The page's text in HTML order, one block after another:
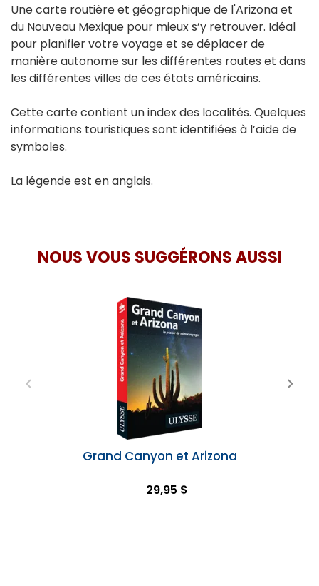
Une carte routière et géographique de l'Arizona et
du Nouveau Mexique pour mieux s’y retrouver. Idéal
pour planifier votre voyage et se déplacer de
manière autonome sur les différentes routes et dans
les différentes villes de ces états américains.
Cette carte contient un index des localités. Quelques
informations touristiques sont identifiées à l’aide de
symboles.
La légende est en anglais.
NOUS VOUS SUGGÉRONS AUSSI
Grand Canyon et Arizona
29,95 $